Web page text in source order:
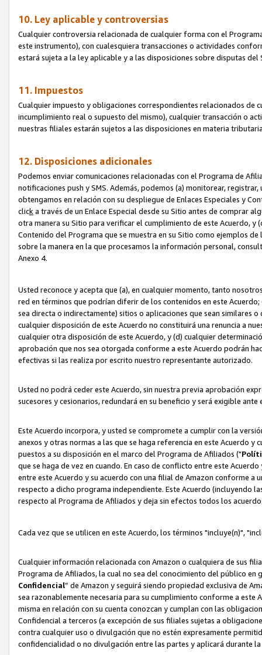
10. Ley aplicable y controversias
Cualquier controversia relacionada de cualquier forma con el
este instrumento), con cualesquiera transacciones o actividades
estará sujeta a la ley aplicable y a las disposiciones sobre disputas
11. Impuestos
Cualquier impuesto y obligaciones correspondientes relacionados de
incumplimiento real o supuesto del mismo), cualquier transacción o
nuestras filiales estarán sujetos a las disposiciones en materia
12. Disposiciones adicionales
Podemos enviar comunicaciones relacionadas con el Programa de
notificaciones push y SMS. Además, podemos (a) monitorear,
obtengamos en relación con su despliegue de Enlaces Especiales y
clicka través de un Enlace Especial desde su Sitio antes de comprar
otra manera su Sitio para verificar el cumplimiento de este Acuerdo,
Contenido del Programa que se muestra en su Sitio como ejemplos
sobre la manera en la que procesamos la información personal,
Anexo 4.
Usted reconoce y acepta que (a), en cualquier momento, tanto
red en términos que podrían diferir de los contenidos en este
sea directa o indirectamente) sitios o aplicaciones que sean similares
cualquier disposición de este Acuerdo no constituirá una renuncia a
cualquier otra disposición de este Acuerdo, y (d) cualquier
aprobación que nos sea otorgada conforme a este Acuerdo podrán
efectivas si las realiza por escrito nuestro representante autorizado.
Usted no podrá ceder este Acuerdo, sin nuestra previa aprobación
sucesores y cesionarios, redundará en su beneficio y será exigible
Este Acuerdo incorpora, y usted se compromete a cumplir con la
anexos y otras normas a las que se haga referencia en este Acuerdo
puestos a su disposición en el marco del Programa de Afiliados ("
que se haga de vez en cuando. En caso de conflicto entre este
entre este Acuerdo y su acuerdo con una filial de Amazon conforme
respecto a dicho programa independiente. Este Acuerdo (incluyendo
respecto al Programa de Afiliados y deja sin efectos todos los
Cada vez que se utilicen en este Acuerdo, los términos "incluye(n)",
Cualquier información relacionada con Amazon o cualquiera de sus
Programa de Afiliados, la cual no sea del conocimiento del público
Confidencial” de Amazon y seguirá siendo propiedad exclusiva de
sea razonablemente necesaria para su cumplimiento conforme a
misma en relación con su cuenta conozcan y cumplan con las
Confidencial a terceros (a excepción de sus filiales sujetas a
contra cualquier uso o divulgación que no estén expresamente
confidencialidad o no divulgación entre las partes y aplicará durante